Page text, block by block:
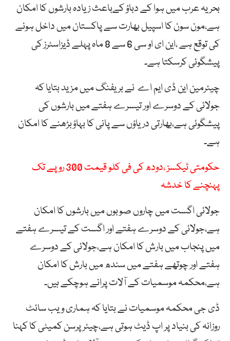
بحریہ عرب میں ہوا کے دباؤ کےباعث زیادہ بارشوں کا امکان
ہے،مون سون کا اسپیل بھارت سے پاکستان میں داخل ہونے
کی توقع ہے ،این ای او سی 6 سے 8 ماہ پہلے ڈیزاسٹرز کی
پیشگوئی کرسکتا ہے۔
چیئرمین این ڈی ایم اے نے بریفنگ میں مزید بتایا کہ
جولائی کے دوسرے اور تیسرے ہفتے میں بارشوں کی
پیشگوئی ہے،بھارتی دریاؤں سے پانی کا بہاؤبڑھنے کا امکان
ہے۔
حکومتی ٹیکسز ،دودھ کی فی کلو قیمت 300 روپے تک
پہنچنے کا خدشہ
جولائی اگست میں چاروں صوبوں میں بارشوں کا امکان
ہے،جولائی کے دوسرے ہفتے اور اگست کے تیسرے ہفتے
میں پنجاب میں بارش کا امکان ہے،جولائی کے دوسرے
ہفتے اور چوتھے ہفتے میں سندھ میں بارش کا امکان
ہے،محکمہ موسمیات کے آلات پرانے ہوچکے ہیں۔
ڈی جی محکمہ موسمیات نے بتایا کہ ہماری ویب سائٹ
روزانہ کی بنیاد پر اپ ڈیٹ ہوتی ہے،چیئرپرسن کمیٹی کا کہنا